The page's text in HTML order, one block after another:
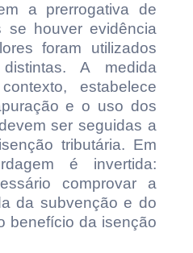
a prerrogativa de
se houver evidência
foram utilizados
A medida
estabelece
e o uso dos
ser seguidas a
tributária. Em
é invertida:
comprovar a
da subvenção e do
benefício da isenção